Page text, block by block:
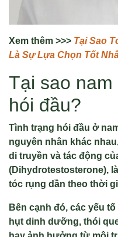
Xem thêm >>> Tại Sao
Là Sự Lựa Chọn Tốt
Tại sao
hói đầu?
Tình trạng hói đầu ở
nguyên nhân khác
di truyền và tác động
(Dihydrotestosterone),
tóc rụng dần theo thời
Bên cạnh đó, các yếu
hụt dinh dưỡng, thói